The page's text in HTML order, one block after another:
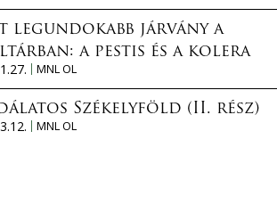
legundokabb járvány a
a pestis és a kolera
MNL OL
Székelyföld (II. rész)
MNL OL